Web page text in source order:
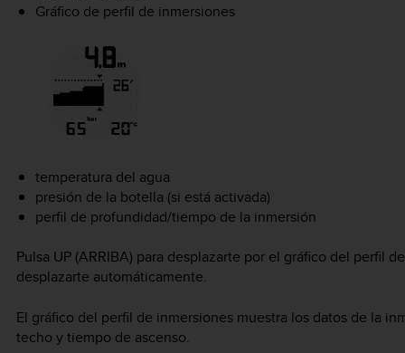
Gráfico de perfil de inmersiones
temperatura del agua
presión de la botella (si está activada)
perfil de profundidad/tiempo de la inmersión
Pulsa UP (ARRIBA) para desplazarte por el gráfico del perfil
desplazarte automáticamente.
El gráfico del perfil de inmersiones muestra los datos de la
techo y tiempo de ascenso.